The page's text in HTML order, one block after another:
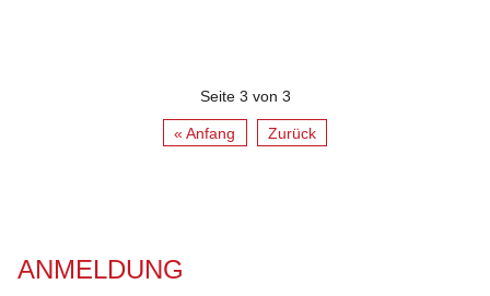
Seite 3 von 3
« Anfang Zurück
ANMELDUNG